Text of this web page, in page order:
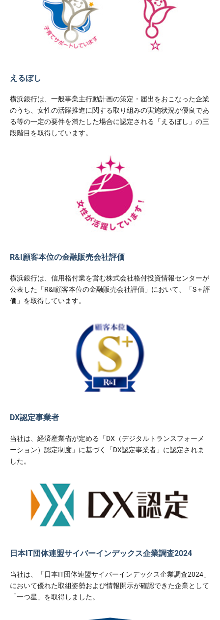
えるぼし
横浜銀行は、一般事業主行動計画の策定・届出をおこなった企業
のうち、女性の活躍推進に関する取り組みの実施状況が優良であ
る等の一定の要件を満たした場合に認定される「えるぼし」の三
段階目を取得しています。
R&I顧客本位の金融販売会社評価
横浜銀行は、信用格付業を営む株式会社格付投資情報センターが
公表した「R&I顧客本位の金融販売会社評価」において、「S＋評
価」を取得しています。
DX認定事業者
当社は、経済産業省が定める「DX（デジタルトランスフォーメ
ーション）認定制度」に基づく「DX認定事業者」に認定されま
した。
日本IT団体連盟サイバーインデックス企業調査2024
当社は、「日本IT団体連盟サイバーインデックス企業調査2024」
において優れた取組姿勢および情報開示が確認できた企業として
「一つ星」を取得しました。